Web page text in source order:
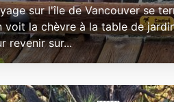
sur l'île de Vancouver se
voit la chèvre à la table de
revenir sur...